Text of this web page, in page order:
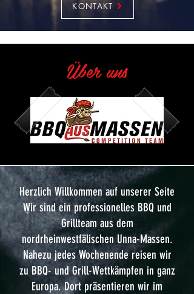
KONTAKT
Über uns
Herzlich Willkommen auf unserer Seite
Wir sind ein professionelles BBQ und
Grillteam aus dem
nordrheinwestfälischen Unna-Massen.
Nahezu jedes Wochenende reisen wir
zu BBQ- und Grill-Wettkämpfen in ganz
Europa. Dort präsentieren wir im